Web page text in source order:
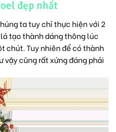
đẹp nhất
ta tuy chỉ thực hiện với 2
tạo thành dáng thông lúc
chút. Tuy nhiên để có thành
vậy cũng rất xứng đáng phải